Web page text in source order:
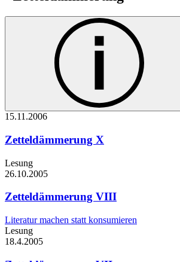
15.11.2006
Zetteldämmerung X
Lesung
26.10.2005
Zetteldämmerung VIII
Literatur machen statt konsumieren
Lesung
18.4.2005